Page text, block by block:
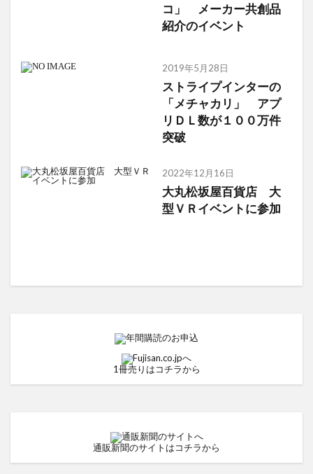
コ」 メーカー共創品
紹介のイベント
2019年5月28日
ストライプインターの
「メチャカリ」 アプ
リＤＬ数が１００万件
突破
2022年12月16日
大丸松坂屋百貨店 大
型ＶＲイベントに参加
1冊売りはコチラから
通販新聞のサイトはコチラから